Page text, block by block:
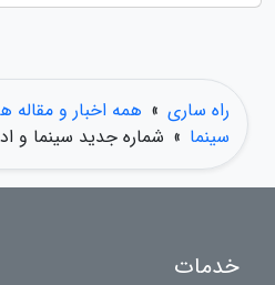
راه ساری » همه اخبار و مقاله
سینما » شماره جدید سینما و
خدمات